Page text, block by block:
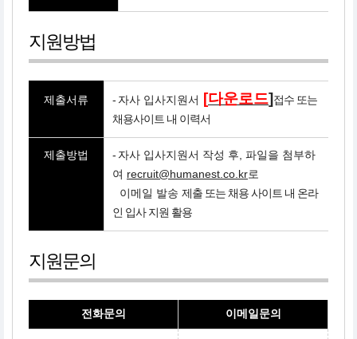
지원방법
제출서류 - 자사 입사지원서 [다운로드]접수 또는
채용사이트 내 이력서
제출방법 - 자사 입사지원서 작성 후, 파일을 첨부하
여 recruit@humanest.co.kr로
이메일 발송 제출 또는 채용 사이트 내 온라
인 입사 지원 활용
지원문의
전화문의 이메일문의